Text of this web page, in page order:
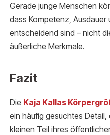
Gerade junge Menschen
dass Kompetenz,
entscheidend sind – nicht
äußerliche Merkmale.
Fazit
Die Kaja Kallas
ein häufig gesuchtes
kleinen Teil ihres